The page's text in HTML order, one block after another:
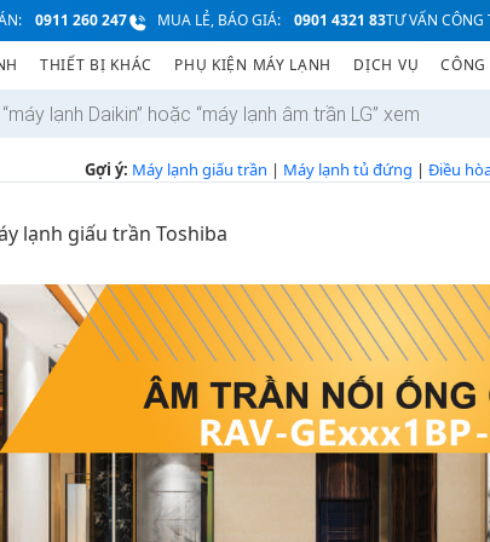
0911 260 247 MUA LẺ, BÁO GIÁ: 0901 4321 83TƯ VẤN
THIẾT BỊ KHÁC PHỤ KIỆN MÁY LẠNH DỊCH VỤ
Gợi ý: Máy lạnh giấu trần | Máy lạnh tủ đứng | Điều
lạnh giấu trần Toshiba